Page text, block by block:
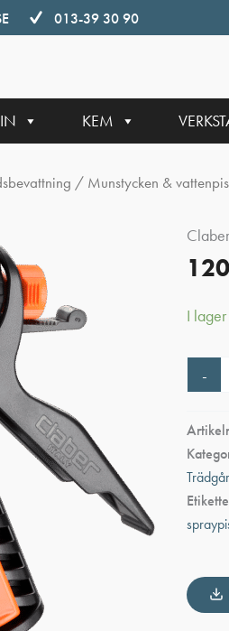
013-39 30 90
KEM
/ Munstycken &
120
I lager
-
strålpistol